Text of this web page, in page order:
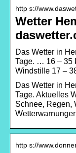
http s://
Wetter
Das Wetter in
Tage. … 16 – 35
Windstille 17 –
Das Wetter in
Tage. Aktuelles
Schnee, Regen,
http s://